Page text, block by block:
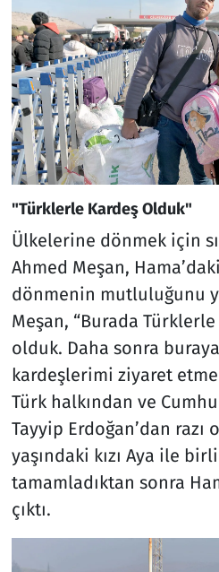
"Türklerle Kardeş Olduk"
Ülkelerine dönmek için
Ahmed Meşan,
dönmenin mutluluğunu
Meşan, “Burada
olduk. Daha sonra
kardeşlerimi ziyaret
Türk halkından ve
Tayyip Erdoğan’dan razı
yaşındaki kızı Aya ile
tamamladıktan sonra
çıktı.